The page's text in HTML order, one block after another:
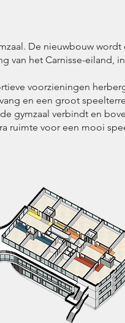
De nieuwbouw wordt
van het Carnisse-eiland,
voorzieningen
en een groot
gymzaal verbindt en
ruimte voor een mooi